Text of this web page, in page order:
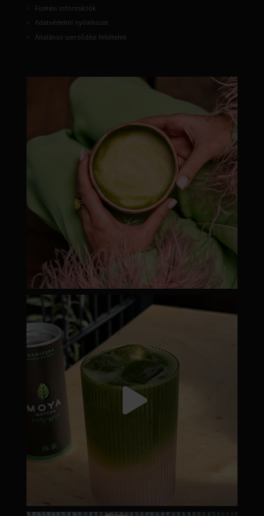
Fizetési információk
Adatvédelmi nyilatkozat
Általános szerződési feltételek
moyamatcha.hu
moyamatcha.hu
Júl 18